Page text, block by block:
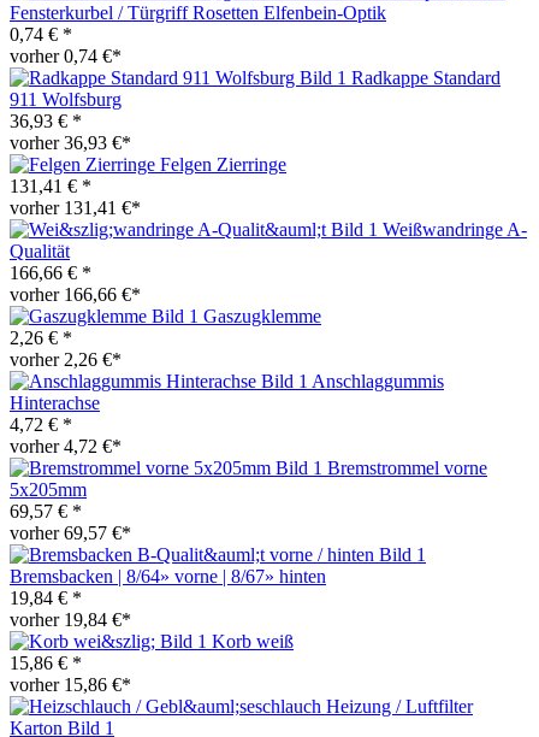
Fensterkurbel / Türgriff Rosetten Elfenbein-Optik
0,74 € *
vorher 0,74 €*
Radkappe Standard
911 Wolfsburg
36,93 € *
vorher 36,93 €*
Felgen Zierringe
131,41 € *
vorher 131,41 €*
Weißwandringe A-
Qualität
166,66 € *
vorher 166,66 €*
Gaszugklemme
2,26 € *
vorher 2,26 €*
Anschlaggummis
Hinterachse
4,72 € *
vorher 4,72 €*
Bremstrommel vorne
5x205mm
69,57 € *
vorher 69,57 €*
Bremsbacken | 8/64» vorne | 8/67» hinten
19,84 € *
vorher 19,84 €*
Korb weiß
15,86 € *
vorher 15,86 €*